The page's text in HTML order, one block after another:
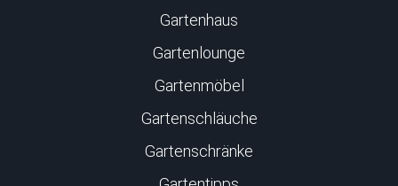
Gartenhaus
Gartenlounge
Gartenmöbel
Gartenschläuche
Gartenschränke